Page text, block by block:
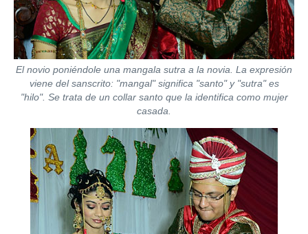
El novio poniéndole una mangala sutra a la novia. La expresión
viene del sanscrito: "mangal" significa "santo" y "sutra" es
"hilo". Se trata de un collar santo que la identifica como mujer
casada.